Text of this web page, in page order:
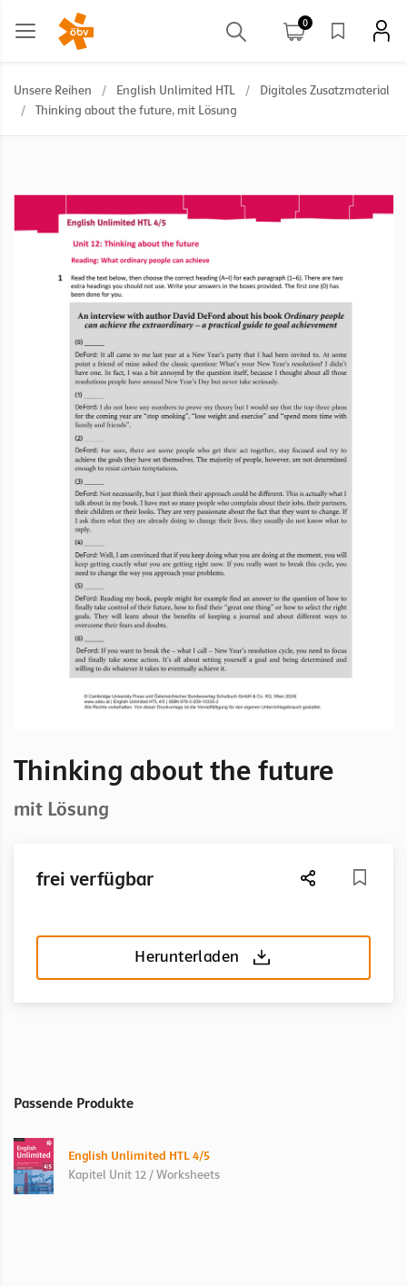
0
Unsere Reihen / English Unlimited HTL /
Digitales Zusatzmaterial
/
Thinking about the future, mit Lösung
Thinking about the future
mit Lösung
frei verfügbar
Herunterladen
Passende Produkte
English Unlimited HTL 4/5
Kapitel Unit 12 / Worksheets